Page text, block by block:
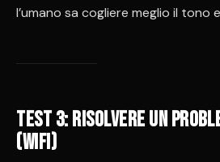
l’umano sa cogliere meglio il
Test 3: risolvere un
(WiFi)